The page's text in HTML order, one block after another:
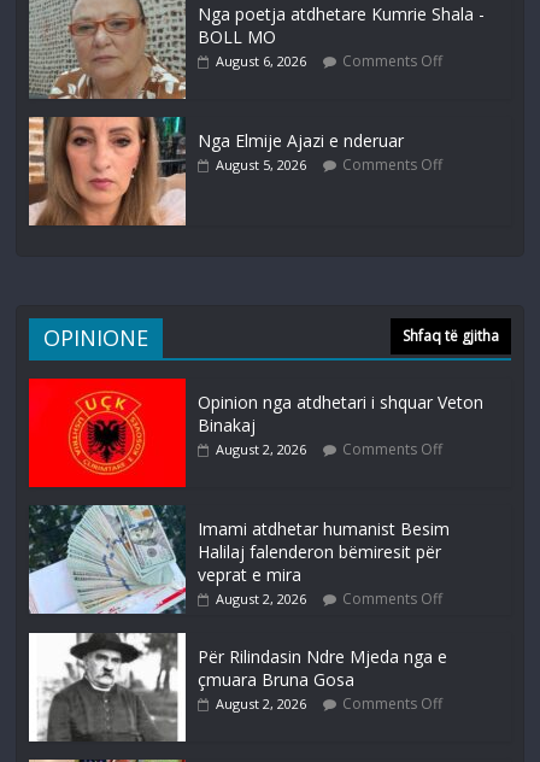
Nga poetja atdhetare Kumrie Shala -
BOLL MO
August 6, 2026 Comments Off
Nga Elmije Ajazi e nderuar
August 5, 2026 Comments Off
OPINIONE Shfaq të gjitha
Opinion nga atdhetari i shquar Veton
Binakaj
August 2, 2026 Comments Off
Imami atdhetar humanist Besim
Halilaj falenderon bëmiresit për
veprat e mira
August 2, 2026 Comments Off
Për Rilindasin Ndre Mjeda nga e
çmuara Bruna Gosa
August 2, 2026 Comments Off